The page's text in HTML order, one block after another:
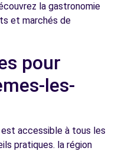
la gastronomie
et marchés de
pour
les-
accessible à tous les
pratiques. la région